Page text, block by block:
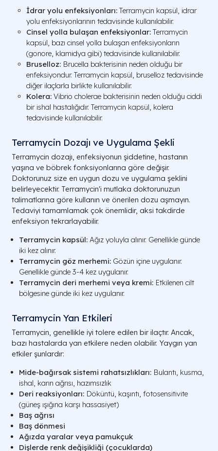
İdrar yolu enfeksiyonları: Terramycin kapsül, idrar
yolu enfeksiyonlarının tedavisinde kullanılabilir.
Cinsel yolla bulaşan enfeksiyonlar: Terramycin
kapsül, bazı cinsel yolla bulaşan enfeksiyonların
(gonore, klamidya gibi) tedavisinde kullanılabilir.
Bruselloz: Brucella bakterisinin neden olduğu bir
enfeksiyondur. Terramycin kapsül, bruselloz tedavisinde
diğer ilaçlarla birlikte kullanılabilir.
Kolera: Vibrio cholerae bakterisinin neden olduğu ciddi
bir ishal hastalığıdır. Terramycin kapsül, kolera
tedavisinde kullanılabilir.
Terramycin Dozajı ve Uygulama Şekli
Terramycin dozajı, enfeksiyonun şiddetine, hastanın
yaşına ve böbrek fonksiyonlarına göre değişir.
Doktorunuz size en uygun dozu ve uygulama şeklini
belirleyecektir. Terramycin'i mutlaka doktorunuzun
talimatlarına göre kullanın ve önerilen dozu aşmayın.
Tedaviyi tamamlamak çok önemlidir, aksi takdirde
enfeksiyon tekrarlayabilir.
Terramycin kapsül: Ağız yoluyla alınır. Genellikle günde
iki kez alınır.
Terramycin göz merhemi: Gözün içine uygulanır.
Genellikle günde 3-4 kez uygulanır.
Terramycin deri merhemi veya kremi: Etkilenen cilt
bölgesine günde iki kez uygulanır.
Terramycin Yan Etkileri
Terramycin, genellikle iyi tolere edilen bir ilaçtır. Ancak,
bazı hastalarda yan etkilere neden olabilir. Yaygın yan
etkiler şunlardır:
Mide-bağırsak sistemi rahatsızlıkları: Bulantı, kusma,
ishal, karın ağrısı, hazımsızlık
Deri reaksiyonları: Döküntü, kaşıntı, fotosensitivite
(güneş ışığına karşı hassasiyet)
Baş ağrısı
Baş dönmesi
Ağızda yaralar veya pamukçuk
Dişlerde renk değişikliği (çocuklarda)